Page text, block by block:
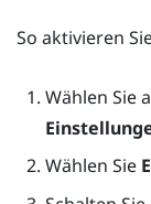
So aktivieren
Wählen Sie
Wählen Sie